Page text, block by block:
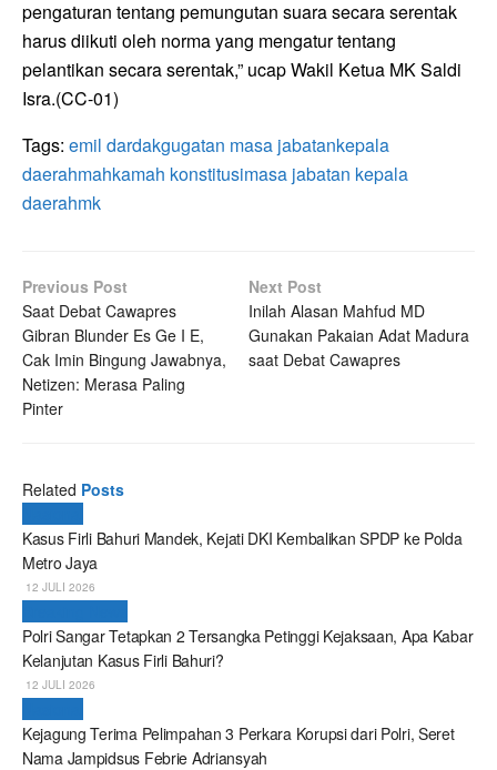
pengaturan tentang pemungutan suara secara serentak
harus diikuti oleh norma yang mengatur tentang
pelantikan secara serentak,” ucap Wakil Ketua MK Saldi
Isra.(CC-01)
Tags: emil dardakgugatan masa jabatankepala
daerahmahkamah konstitusimasa jabatan kepala
daerahmk
Previous Post
Saat Debat Cawapres
Gibran Blunder Es Ge I E,
Cak Imin Bingung Jawabnya,
Netizen: Merasa Paling
Pinter
Next Post
Inilah Alasan Mahfud MD
Gunakan Pakaian Adat Madura
saat Debat Cawapres
Related Posts
Kasus Firli Bahuri Mandek, Kejati DKI Kembalikan SPDP ke Polda
Metro Jaya
12 JULI 2026
Polri Sangar Tetapkan 2 Tersangka Petinggi Kejaksaan, Apa Kabar
Kelanjutan Kasus Firli Bahuri?
12 JULI 2026
Kejagung Terima Pelimpahan 3 Perkara Korupsi dari Polri, Seret
Nama Jampidsus Febrie Adriansyah